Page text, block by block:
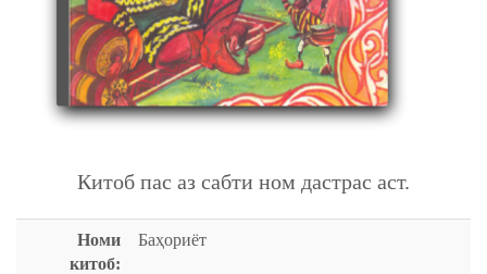
Китоб пас аз сабти ном дастрас аст.
Номи
китоб:
Баҳориёт